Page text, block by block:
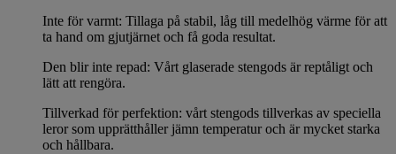
Inte för varmt: Tillaga på stabil, låg till medelhög värme för att
ta hand om gjutjärnet och få goda resultat.
Den blir inte repad: Vårt glaserade stengods är reptåligt och
lätt att rengöra.
Tillverkad för perfektion: vårt stengods tillverkas av speciella
leror som upprätthåller jämn temperatur och är mycket starka
och hållbara.